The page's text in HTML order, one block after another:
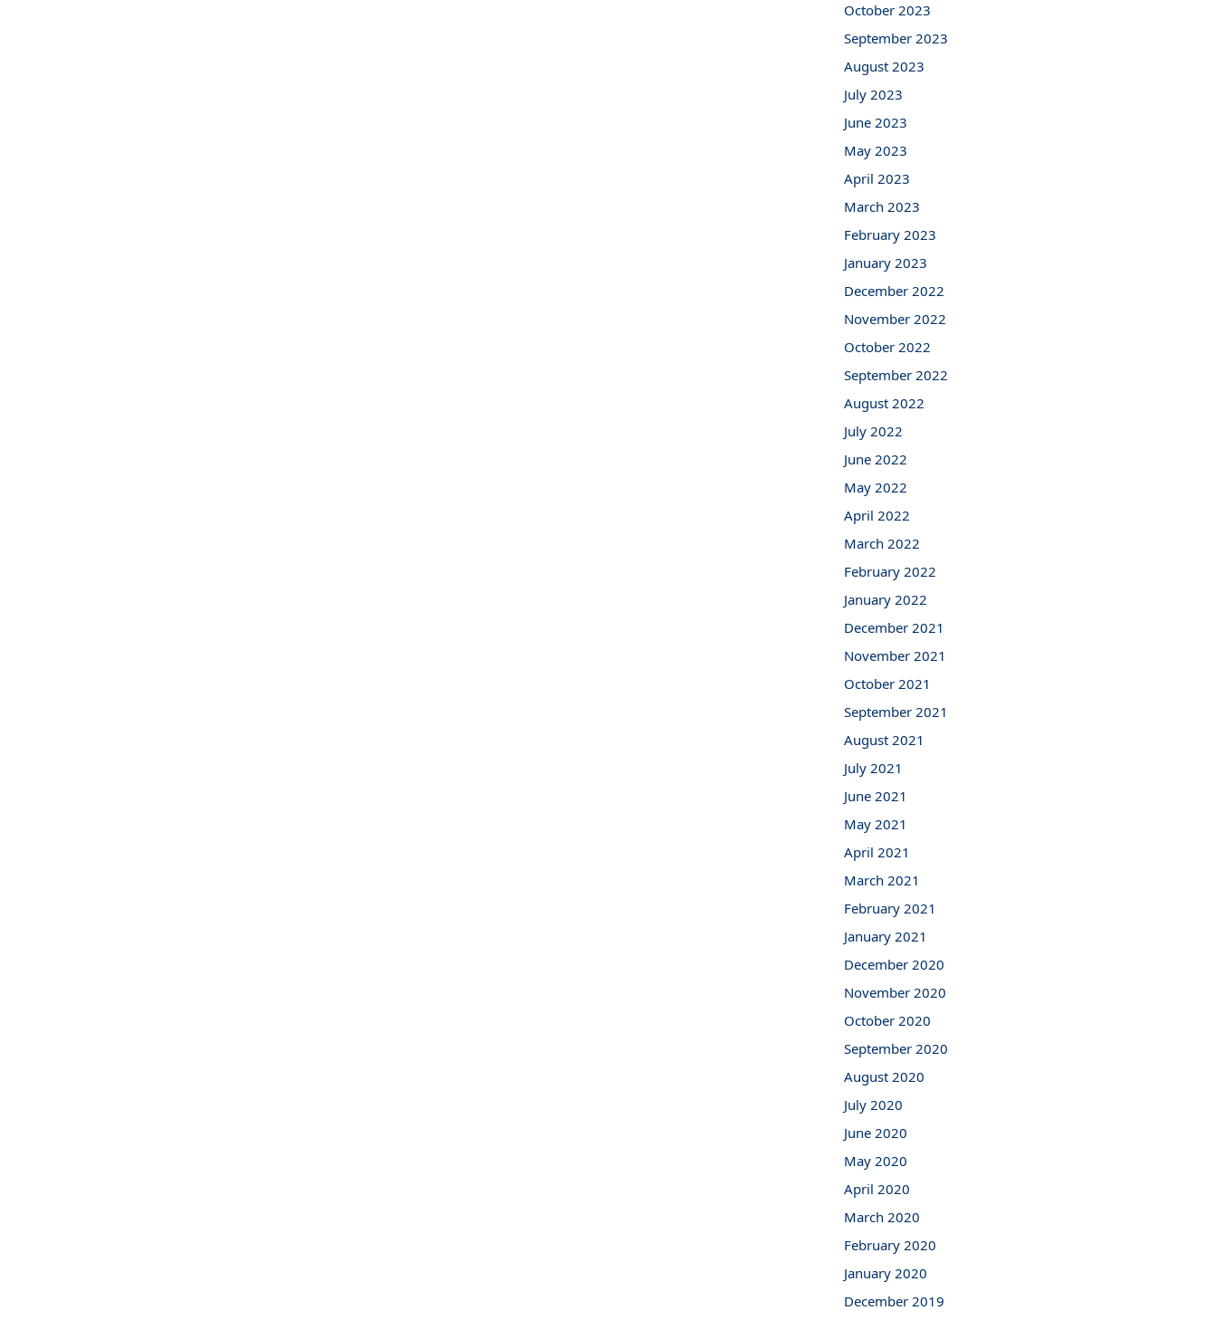
October 2023
September 2023
August 2023
July 2023
June 2023
May 2023
April 2023
March 2023
February 2023
January 2023
December 2022
November 2022
October 2022
September 2022
August 2022
July 2022
June 2022
May 2022
April 2022
March 2022
February 2022
January 2022
December 2021
November 2021
October 2021
September 2021
August 2021
July 2021
June 2021
May 2021
April 2021
March 2021
February 2021
January 2021
December 2020
November 2020
October 2020
September 2020
August 2020
July 2020
June 2020
May 2020
April 2020
March 2020
February 2020
January 2020
December 2019